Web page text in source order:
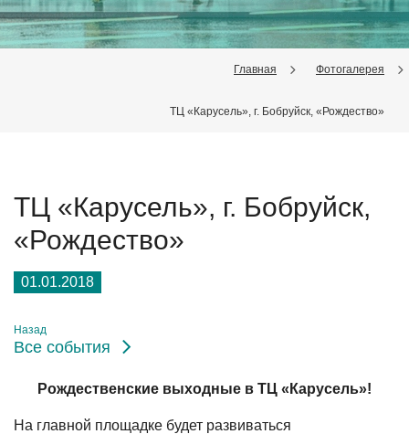
Главная Фотогалерея
ТЦ «Карусель», г. Бобруйск, «Рождество»
ТЦ «Карусель», г. Бобруйск,
«Рождество»
01.01.2018
Назад
Все события
Рождественские выходные в ТЦ «Карусель»!
На главной площадке будет развиваться